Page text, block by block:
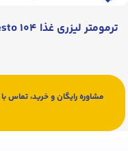
ترمومتر لیزری غذا testo ۱۰۴
مشاوره رایگان و خرید، تماس